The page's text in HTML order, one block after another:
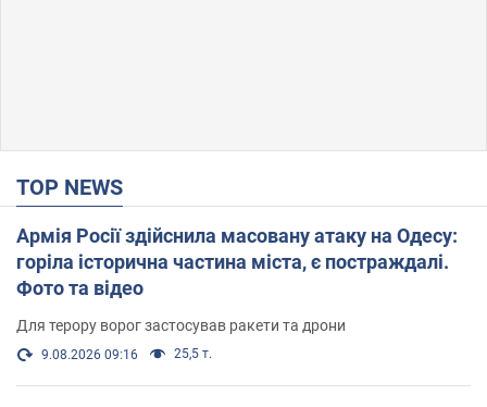
TOP NEWS
Армія Росії здійснила масовану атаку на Одесу:
горіла історична частина міста, є постраждалі.
Фото та відео
Для терору ворог застосував ракети та дрони
9.08.2026 09:16 25,5 т.